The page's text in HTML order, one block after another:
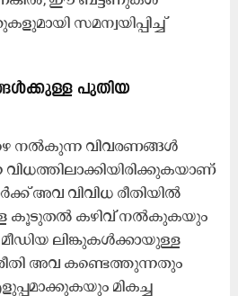
സമന്വയിപ്പിച്ച്
പുതിയ
നൽകുന്ന വിവരണങ്ങൾ
അവ വിവിധ രീതിയിൽ
കൂടുതൽ കഴിവ് നൽകുകയും
ലിങ്കുകൾക്കായുള്ള
അവ കണ്ടെത്തുന്നതും
മികച്ച